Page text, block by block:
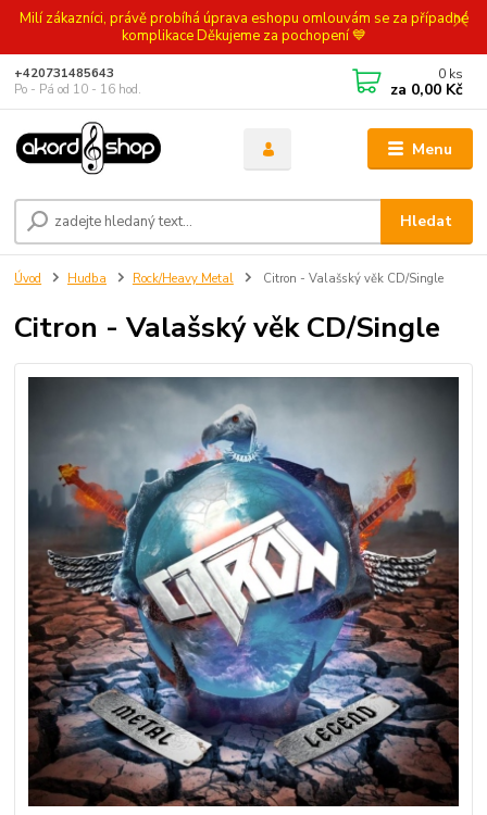
Milí zákazníci, právě probíhá úprava eshopu omlouvám se za případné
komplikace Děkujeme za pochopení 💙
Menu
Hledat
+420731485643
Po - Pá od 10 - 16 hod.
0 ks
za 0,00 Kč
Úvod Hudba Rock/Heavy Metal Citron - Valašský věk CD/Single
Citron - Valašský věk CD/Single